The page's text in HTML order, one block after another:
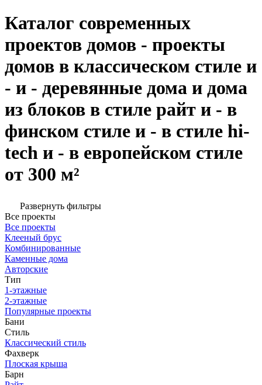
Каталог современных
проектов домов - проекты
домов в классическом стиле и
- и - деревянные дома и дома
из блоков в стиле райт и - в
финском стиле и - в стиле hi-
tech и - в европейском стиле
от 300 м²
Развернуть фильтры
Все проекты
Все проекты
Клееный брус
Комбинированные
Каменные дома
Авторские
Тип
1-этажные
2-этажные
Популярные проекты
Бани
Стиль
Классический стиль
Фахверк
Плоская крыша
Барн